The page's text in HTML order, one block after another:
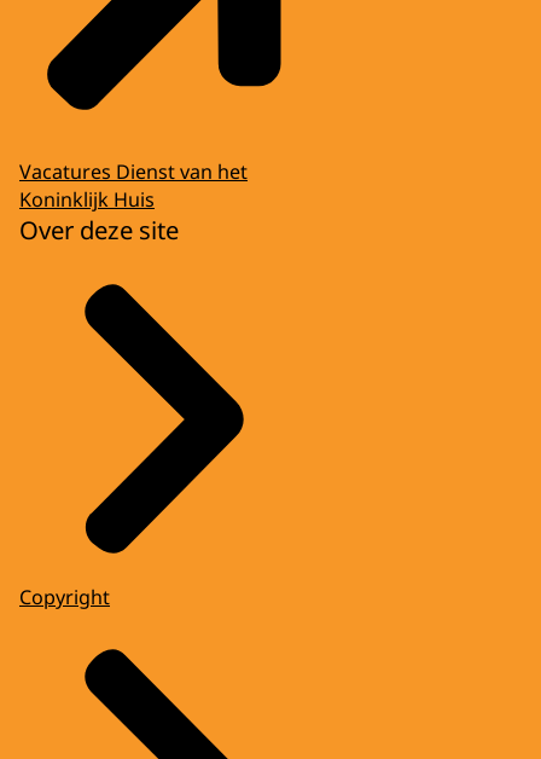
Vacatures Dienst van het
Koninklijk Huis
Over deze site
Copyright